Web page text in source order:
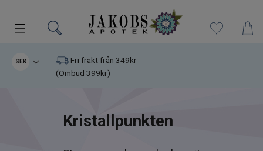
Kampanjer
Varumärken
SEK
Fri frakt från 349kr
(Ombud 399kr)
Kristallpunkten